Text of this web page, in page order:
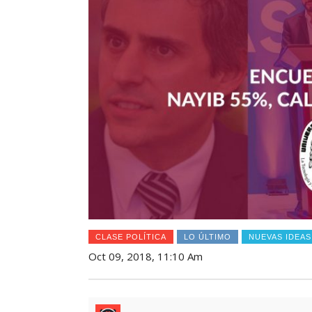
CLASE POLÍTICA LO ÚLTIMO NUEVAS IDEAS
Oct 09, 2018, 11:10 Am